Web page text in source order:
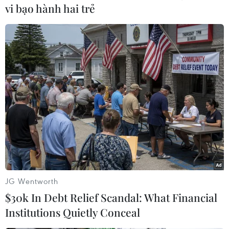
Bánh xèo tôm nhảy - món
ăn phải thử khi đến Quy
Nhơn
07/08/2026 00:00
Trình diễn, chế biến bún
kèn Hà Tiên: Lan tỏa tinh
hoa ẩm thực Nam Bộ
01/08/2026 13:12
vi bạo hành hai trẻ
JG Wentworth
$30k In Debt Relief Scandal: What Financial
Institutions Quietly Conceal